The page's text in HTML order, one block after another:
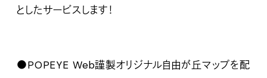
としたサービスします！
●POPEYE Web謹製オリジナル自由が丘マップを配